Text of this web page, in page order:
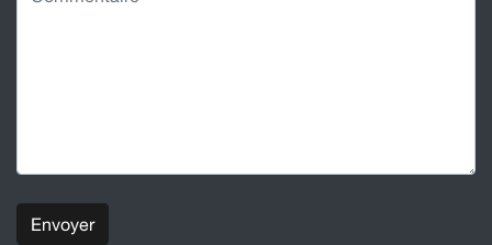
Envoyer